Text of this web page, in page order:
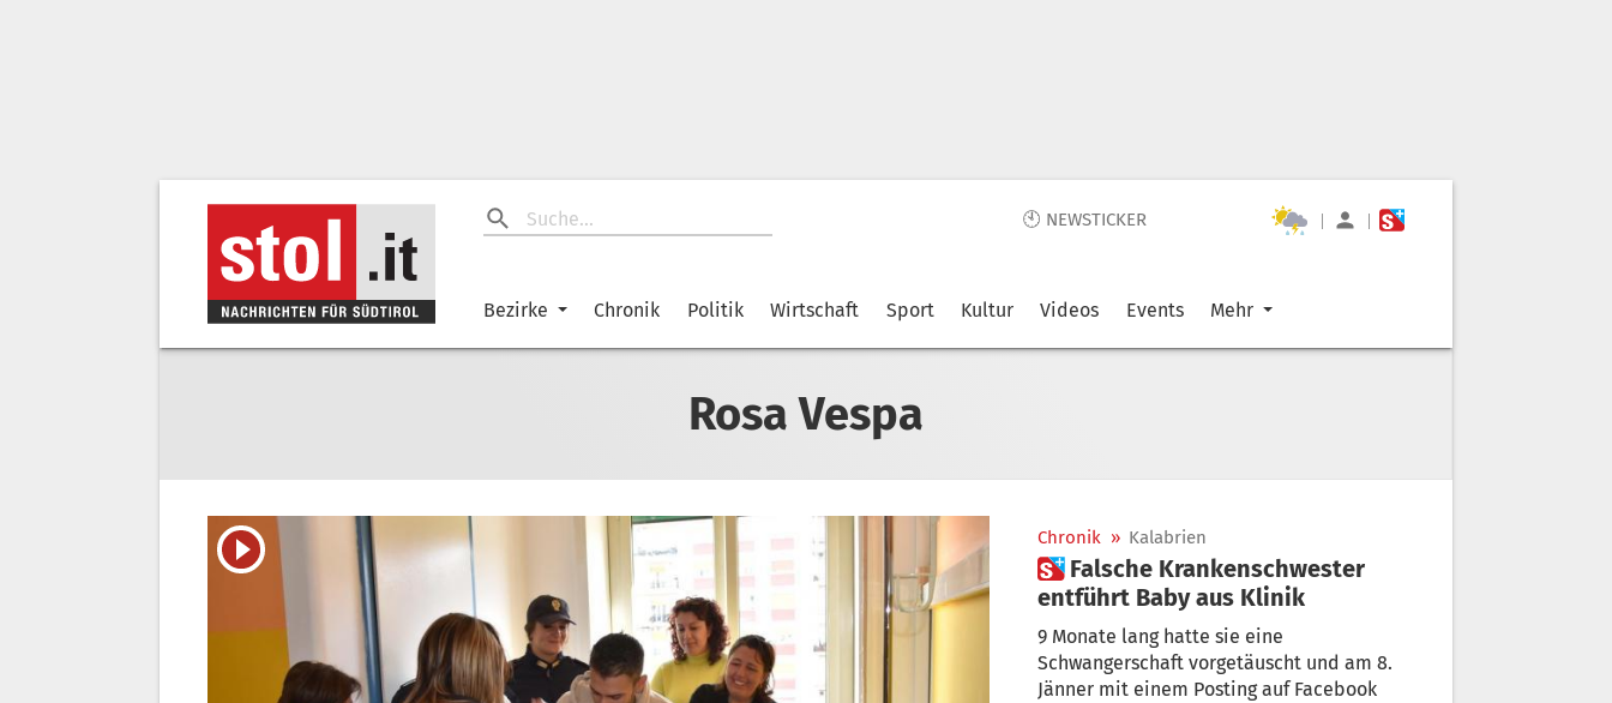
🕙 NEWSTICKER | |
Bezirke Chronik Politik Wirtschaft Sport Kultur Videos Events Mehr
Rosa Vespa
Chronik » Kalabrien
 Falsche Krankenschwester
entführt Baby aus Klinik
9 Monate lang hatte sie eine
Schwangerschaft vorgetäuscht und am 8.
Jänner mit einem Posting auf Facebook